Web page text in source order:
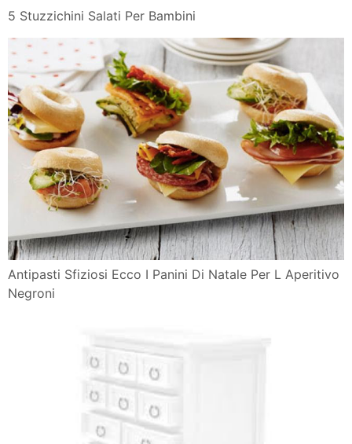
5 Stuzzichini Salati Per Bambini
Antipasti Sfiziosi Ecco I Panini Di Natale Per L Aperitivo
Negroni